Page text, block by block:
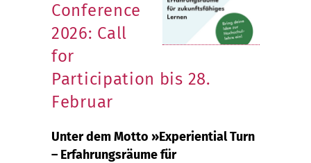
Conference
2026: Call
for
Participation bis 28.
Februar
Unter dem Motto »Experiential Turn
– Erfahrungsräume für